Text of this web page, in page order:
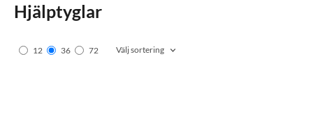
Hjälptyglar
12 36 72 Välj sortering